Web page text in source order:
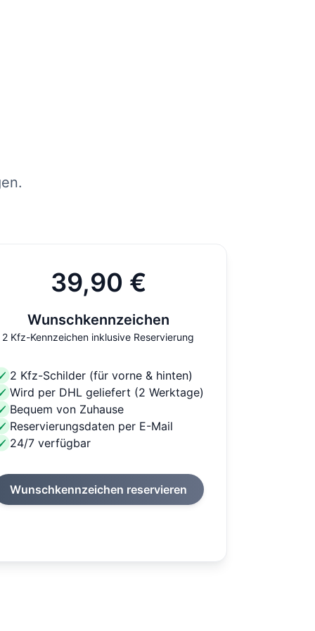
39,90 €
Wunschkennzeichen
2 Kfz-Kennzeichen inklusive Reservierung
2 Kfz-Schilder (für vorne & hinten)
Wird per DHL geliefert (2 Werktage)
Bequem von Zuhause
Reservierungsdaten per E-Mail
24/7 verfügbar
Wunschkennzeichen reservieren